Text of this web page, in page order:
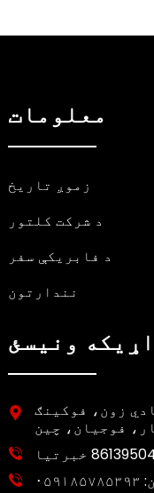
معلومات
زموږ تاریخ
د شرکت کلتور
د فابریکې سفر
نندارتون
ونیسئ
زون، فوکینګ
فوجیان، چین